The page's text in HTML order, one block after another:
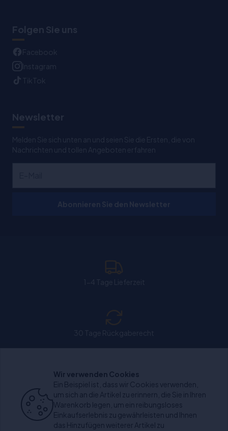
Folgen Sie uns
Facebook
Instagram
TikTok
Newsletter
Melden Sie sich unten an und seien Sie die Ersten, die von
Nachrichten und tollen Angeboten erfahren
Chat: Werktags von 11:00-15:30 Uhr geöffnet.
Wir verwenden Cookies
Ein Beispiel ist, dass wir Cookies verwenden,
um sich an die Artikel zu erinnern, die Sie in Ihren
Warenkorb legen, um ein reibungsloses
Einkaufserlebnis zu gewährleisten und Ihnen
das Hinzufügen weiterer Artikel zu